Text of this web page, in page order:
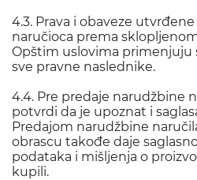
4.3. Prava i obaveze
naručioca prema
Opštim uslovima primenjuju
sve pravne naslednike.
4.4. Pre predaje narudžbine
potvrdi da je upoznat i
Predajom narudžbine
obrascu takođe daje
podataka i mišljenja o
kupili.